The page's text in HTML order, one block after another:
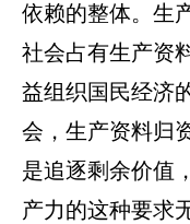
依赖的整体。生
社会占有生产资
益组织国民经济
会，生产资料归
是追逐剩余价值
产力的这种要求